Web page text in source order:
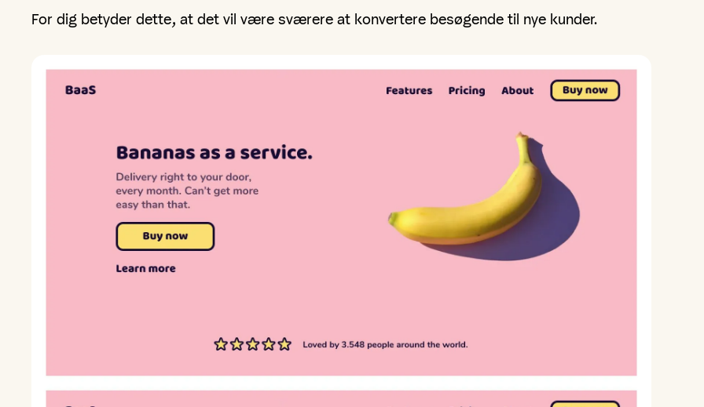
For dig betyder dette, at det vil være sværere at konvertere besøgende til nye kunder.